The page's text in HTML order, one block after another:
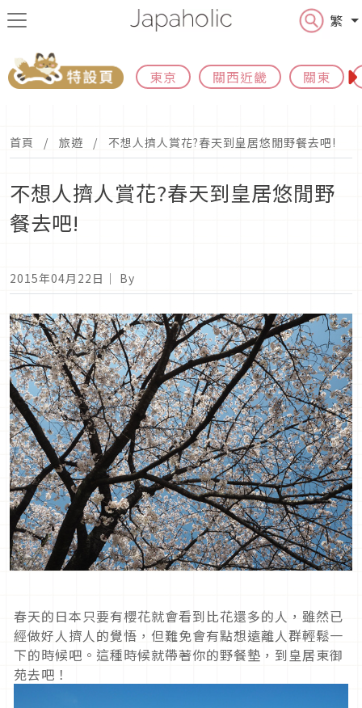
繁
東京 關西近畿 關東
首頁 旅遊 不想人擠人賞花?春天到皇居悠閒野餐去吧!
不想人擠人賞花?春天到皇居悠閒野
餐去吧!
2015年04月22日 ｜ By
春天的日本只要有櫻花就會看到比花還多的人，雖然已
經做好人擠人的覺悟，但難免會有點想遠離人群輕鬆一
下的時候吧。這種時候就帶著你的野餐墊，到皇居東御
苑去吧！